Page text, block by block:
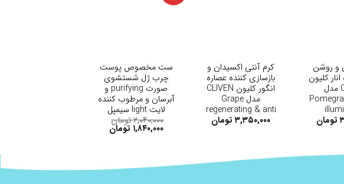
و روشن
کلیون
CLIVEN مدل
تومان
کرم آنتی اکسیدان و
بازسازی کننده عصاره
انگور کلیون CLIVEN
مدل Grape
regenerating & anti
oxidizing
۳,۳۵۰,۰۰۰ تومان
ست مخصوص پوست
چرب ژل شستشوی
صورت purifying و
آبرسان و مرطوب کننده
لایت light سیمپل
Simple
۲,۰۴۰,۰۰۰تومان
۱,۸۴۰,۰۰۰ تومان